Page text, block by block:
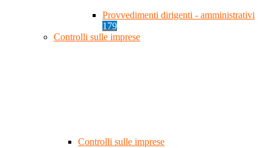
Provvedimenti dirigenti - amministrativi
179
Controlli sulle imprese
Controlli sulle imprese